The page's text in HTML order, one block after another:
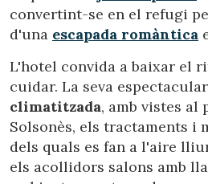
convertint-se en el refugi
d'una escapada romàntica
L'hotel convida a baixar el
cuidar. La seva espectacular
climatitzada, amb vistes al
Solsonès, els tractaments i
dels quals es fan a l'aire
els acollidors salons amb